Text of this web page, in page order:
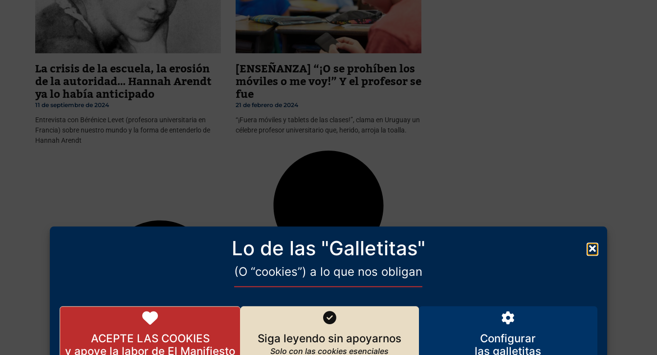
Lo de las "Galletitas"
(O “cookies”) a lo que nos obligan
ACEPTE LAS COOKIES Siga leyendo sin apoyarnos Configurar
La crisis de la escuela, la erosión
de la autoridad… Hannah Arendt
ya lo había anticipado
11 de septiembre de 2024
Entrevista con Bérénice Levet (profesora universitaria en
Francia) sobre nuestro mundo y la forma de entenderlo de
Hannah Arendt
[ENSEÑANZA] “¡O se prohíben los
móviles o me voy!” Y el profesor se
fue
21 de febrero de 2024
“¡Fuera móviles y tablets de las clases!”, clama en Uruguay un
célebre profesor universitario que, herido, arroja la toalla.